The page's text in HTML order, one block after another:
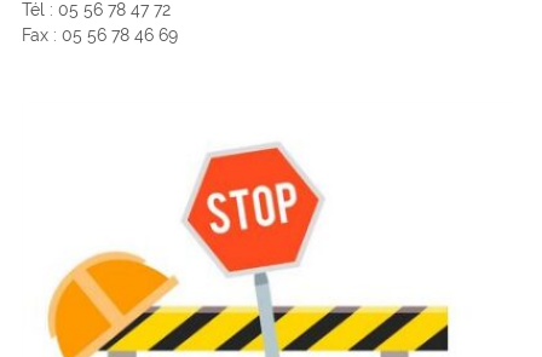
Tél : 05 56 78 47 72
Fax : 05 56 78 46 69